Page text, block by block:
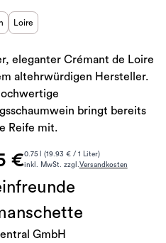
Loire
eleganter Crémant de Loire
altehrwürdigen Hersteller.
bringt bereits
Reife mit.
€0.75 l (19.93 € / 1 Liter)
inkl. MwSt. zzgl.Versandkosten
GmbH